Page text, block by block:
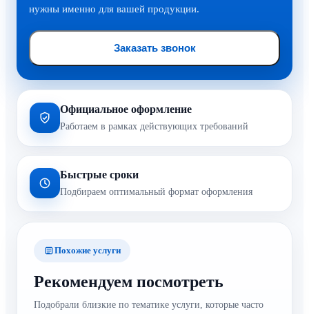
Официальное оформление
Работаем в рамках действующих требований
Быстрые сроки
Подбираем оптимальный формат оформления
Похожие услуги
Рекомендуем посмотреть
Подобрали близкие по тематике услуги, которые часто
Протокол на радиологию